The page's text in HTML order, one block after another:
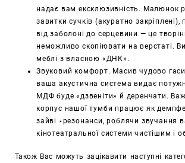
надає вам ексклюзивність. Малюнок
завитки сучків (акуратно закріплені),
від заболоні до серцевини — це
неможливо скопіювати на верстаті.
меблі з власною «ДНК».
Звуковий комфорт. Масив чудово
ваша акустична система видає
МДФ буде «дзвеніти» й деренчати.
корпус нашої тумби працює як
зайві ⋆резонанси, роблячи звучання
кінотеатральної системи чистішим і
Також Вас можуть зацікавити наступні